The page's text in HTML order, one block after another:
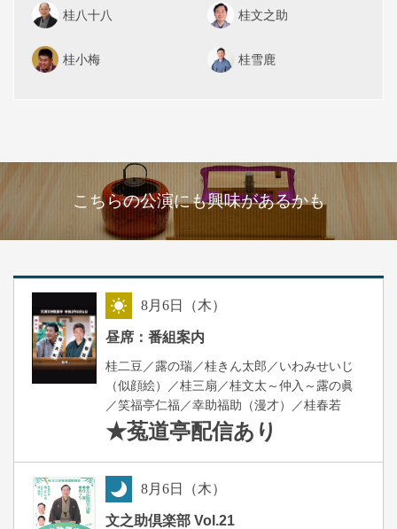
桂八十八 桂文之助
桂小梅 桂雪鹿
こちらの公演にも興味があるかも
8月6日（木）
昼席：番組案内
桂二豆／露の瑞／桂きん太郎／いわみせいじ
（似顔絵）／桂三扇／桂文太～仲入～露の眞
／笑福亭仁福／幸助福助（漫才）／桂春若
★菟道亭配信あり
8月6日（木）
文之助倶楽部 Vol.21